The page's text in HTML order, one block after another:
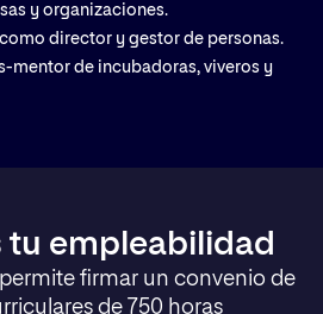
y organizaciones.
director y gestor de personas.
mentor de incubadoras, viveros y
tu empleabilidad
firmar un convenio de
de 750 horas